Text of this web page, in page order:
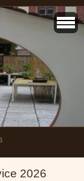
2026